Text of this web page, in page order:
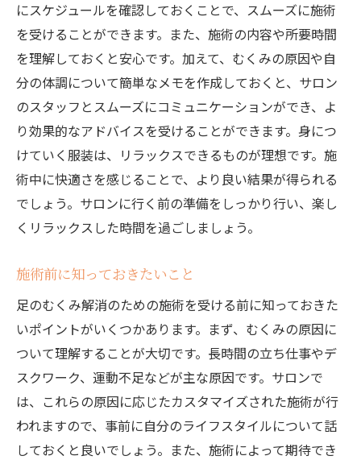
にスケジュールを確認しておくことで、スムーズに施術
を受けることができます。また、施術の内容や所要時間
を理解しておくと安心です。加えて、むくみの原因や自
分の体調について簡単なメモを作成しておくと、サロン
のスタッフとスムーズにコミュニケーションができ、よ
り効果的なアドバイスを受けることができます。身につ
けていく服装は、リラックスできるものが理想です。施
術中に快適さを感じることで、より良い結果が得られる
でしょう。サロンに行く前の準備をしっかり行い、楽し
くリラックスした時間を過ごしましょう。
施術前に知っておきたいこと
足のむくみ解消のための施術を受ける前に知っておきた
いポイントがいくつかあります。まず、むくみの原因に
ついて理解することが大切です。長時間の立ち仕事やデ
スクワーク、運動不足などが主な原因です。サロンで
は、これらの原因に応じたカスタマイズされた施術が行
われますので、事前に自分のライフスタイルについて話
しておくと良いでしょう。また、施術によって期待でき